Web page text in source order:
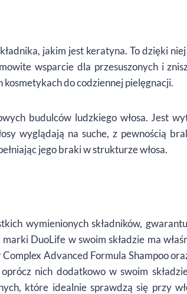
jakim jest keratyna. To dzięki
wsparcie dla przesuszonych i
do codziennej pielęgnacji.
budulców ludzkiego włosa. Jest
wyglądają na suche, z pewnością
jego braki w strukturze włosa.
wymienionych składników,
DuoLife w swoim składzie ma
Advanced Formula Shampoo
nich dodatkowo w swoim
które idealnie sprawdzą się przy